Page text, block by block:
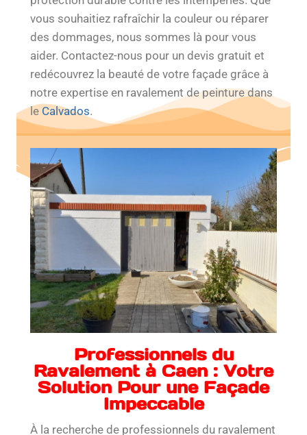
vous souhaitiez rafraîchir la couleur ou réparer
des dommages, nous sommes là pour vous
aider. Contactez-nous pour un devis gratuit et
redécouvrez la beauté de votre façade grâce à
notre expertise en ravalement de peinture dans
le Calvados.
Professionnels du
Ravalement à Caen : Votre
Solution Pour une Façade
Impeccable
À la recherche de professionnels du ravalement